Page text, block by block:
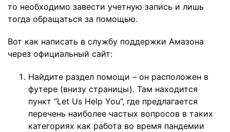
то необходимо завести учетную запись и лишь
тогда обращаться за помощью.
Вот как написать в службу поддержки Амазона
через официальный сайт:
Найдите раздел помощи – он расположен в
футере (внизу страницы). Там находится
пункт “Let Us Help You”, где предлагается
перечень наиболее частых вопросов в таких
категориях как работа во время пандемии